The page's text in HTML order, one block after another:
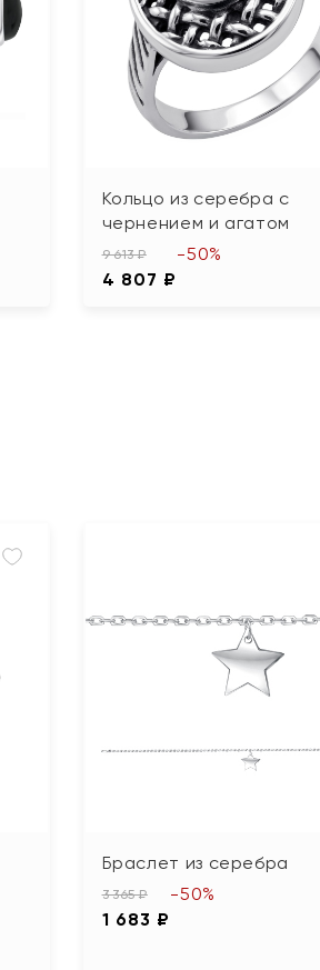
Кольцо из серебра с
чернением и агатом
9 613 ₽
4 807 ₽
-50%
Браслет из серебра
3 365 ₽
1 683 ₽
-50%